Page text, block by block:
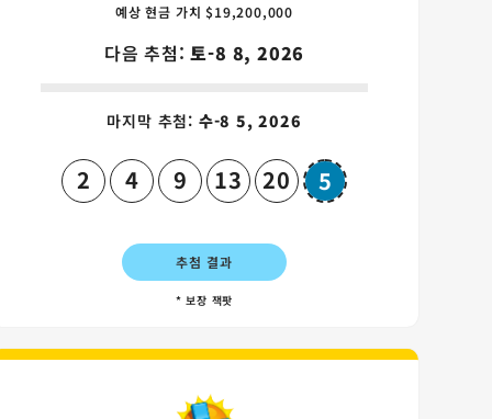
예상 현금 가치 $19,200,000
다음 추첨:토-8 8, 2026
마지막 추첨: 수-8 5, 2026
2 4 9 13 20 5슈퍼볼
추첨 결과
* 보장 잭팟
Daily 4 게임 카드